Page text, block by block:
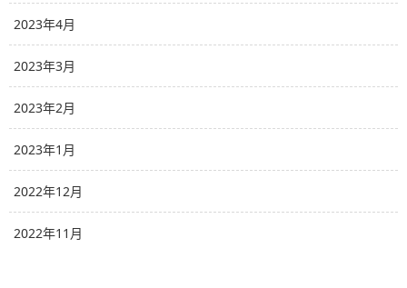
2023年4月
2023年3月
2023年2月
2023年1月
2022年12月
2022年11月